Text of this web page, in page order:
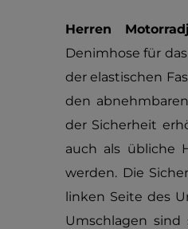
Herren
Denimhose für
der elastischen
den
der Sicherheit
auch als übliche
werden. Die
linken Seite des
Umschlagen